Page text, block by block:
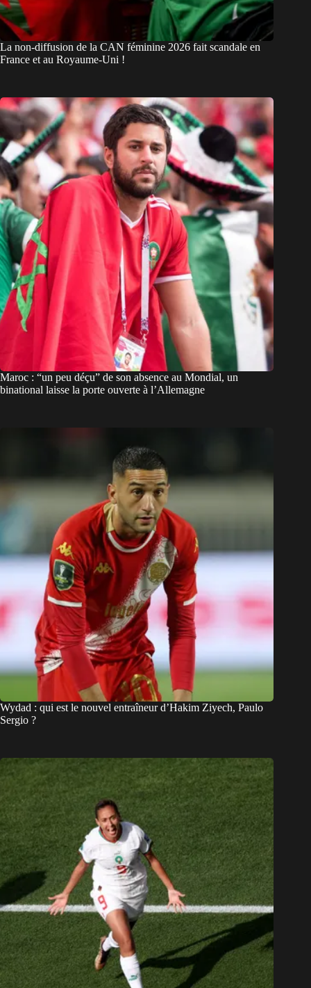
La non-diffusion de la CAN féminine 2026 fait scandale en
France et au Royaume-Uni !
Maroc : “un peu déçu” de son absence au Mondial, un
binational laisse la porte ouverte à l’Allemagne
Wydad : qui est le nouvel entraîneur d’Hakim Ziyech, Paulo
Sergio ?